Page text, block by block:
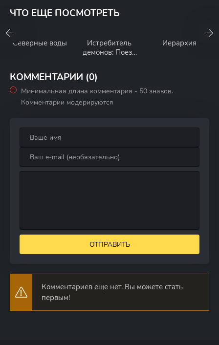
ЧТО ЕЩЕ ПОСМОТРЕТЬ
Северные воды
Истребитель
демонов: Поезд
Иерархия
КОММЕНТАРИИ (0)
Минимальная длина комментария - 50 знаков.
Комментарии модерируются
ОТПРАВИТЬ
Комментариев еще нет. Вы можете стать
первым!